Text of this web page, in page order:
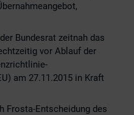
Bundesrat zeitnah das
vor Ablauf der
am 27.11.2015 in Kraft
Frosta-Entscheidung des